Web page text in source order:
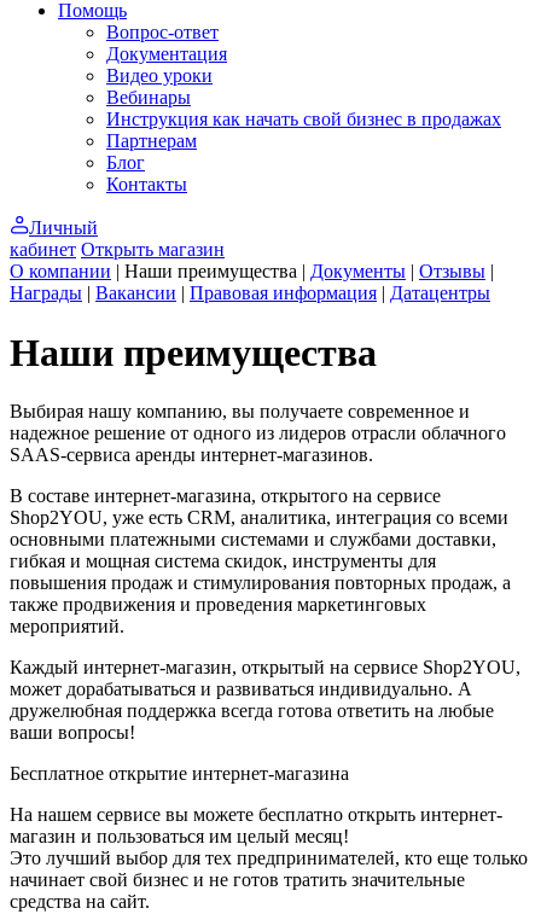
Помощь
Вопрос-ответ
Документация
Видео уроки
Вебинары
Инструкция как начать свой бизнес в продажах
Партнерам
Блог
Контакты
Личный
кабинет Открыть магазин
О компании
Наши преимущества Документы Отзывы
Награды
Вакансии Правовая информация Датацентры
Наши преимущества
Выбирая нашу компанию, вы получаете современное и
надежное решение от одного из лидеров отрасли облачного
SAAS-сервиса аренды интернет-магазинов.
В составе интернет-магазина, открытого на сервисе
Shop2YOU, уже есть CRM, аналитика, интеграция со всеми
основными платежными системами и службами доставки,
гибкая и мощная система скидок, инструменты для
повышения продаж и стимулирования повторных продаж, а
также продвижения и проведения маркетинговых
мероприятий.
Каждый интернет-магазин, открытый на сервисе Shop2YOU,
может дорабатываться и развиваться индивидуально. А
дружелюбная поддержка всегда готова ответить на любые
ваши вопросы!
Бесплатное открытие интернет-магазина
На нашем сервисе вы можете бесплатно открыть интернет-
магазин и пользоваться им целый месяц!
Это лучший выбор для тех предпринимателей, кто еще только
начинает свой бизнес и не готов тратить значительные
средства на сайт.